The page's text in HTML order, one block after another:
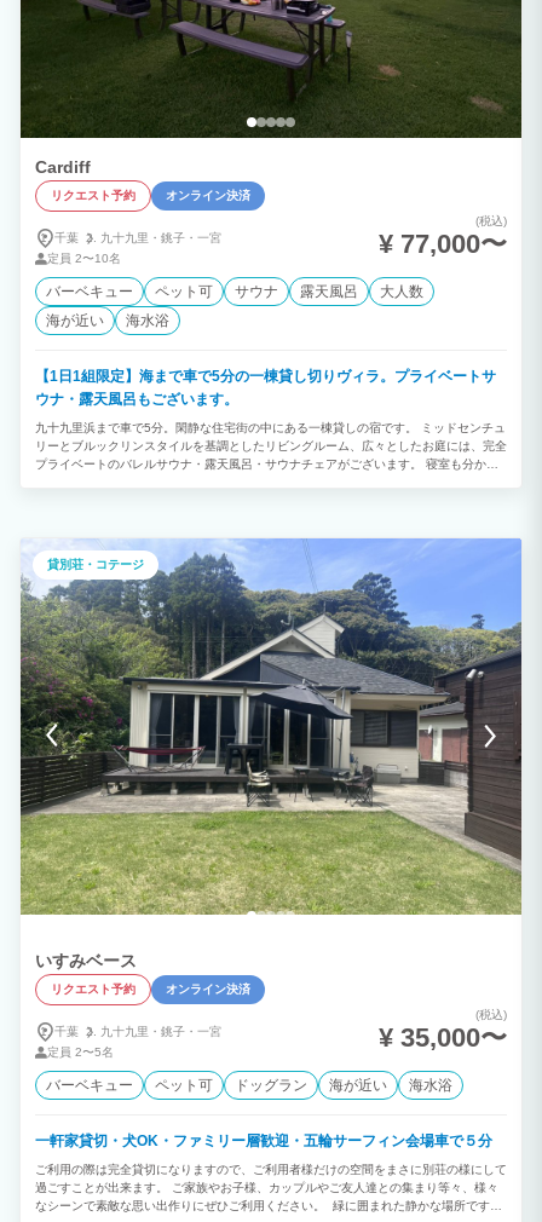
Cardiff
リクエスト予約 オンライン決済
千葉 九十九里・ 銚子・ 一宮
定員 2〜10名
(税込)
¥ 77,000〜
バーベキュー ペット可 サウナ 露天風呂
大人数
海が近い
海水浴
【1日1組限定】海まで車で5分の一棟貸し切りヴィラ。プライベートサ
ウナ・露天風呂もございます。
九十九里浜まで車で5分。閑静な住宅街の中にある一棟貸しの宿です。 ミッドセンチュ
リーとブルックリンスタイルを基調としたリビングルーム、広々としたお庭には、完全
プライベートのバレルサウナ・露天風呂・サウナチェアがございます。 寝室も分かれ
貸別荘・コテージ
いすみベース
リクエスト予約 オンライン決済
千葉 九十九里・ 銚子・ 一宮
定員 2〜5名
(税込)
¥ 35,000〜
バーベキュー ペット可 ドッグラン 海が近い 海水浴
一軒家貸切・犬OK・ファミリー層歓迎・五輪サーフィン会場車で５分
ご利用の際は完全貸切になりますので、ご利用者様だけの空間をまさに別荘の様にして
過ごすことが出来ます。 ご家族やお子様、カップルやご友人達との集まり等々、様々
なシーンで素敵な思い出作りにぜひご利用ください。 緑に囲まれた静かな場所です